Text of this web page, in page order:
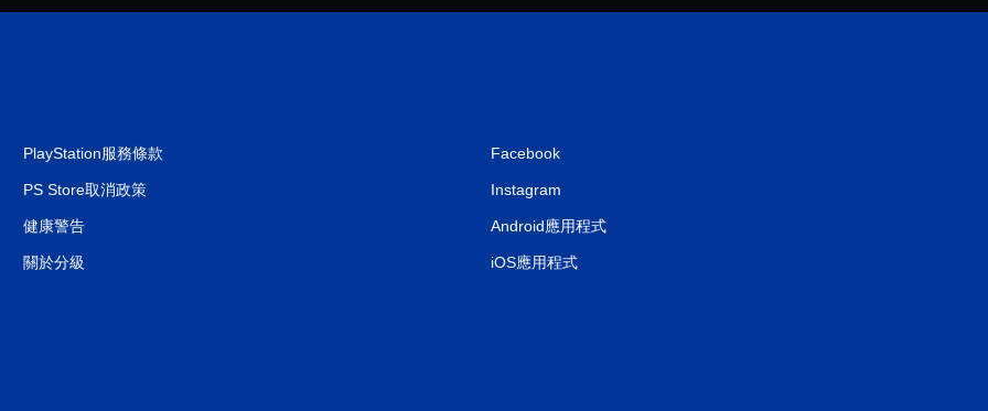
PlayStation服務條款
PS Store取消政策
健康警告
關於分級
Facebook
Instagram
Android應用程式
iOS應用程式